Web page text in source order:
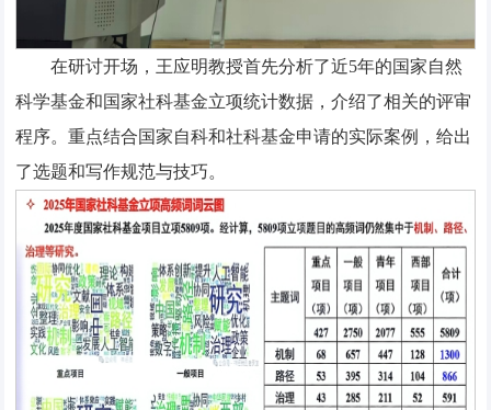
在研讨开场，王应明教授首先分析了近5年的国家自然
科学基金和国家社科基金立项统计数据，介绍了相关的评审
程序。重点结合国家自科和社科基金申请的实际案例，给出
了选题和写作规范与技巧。